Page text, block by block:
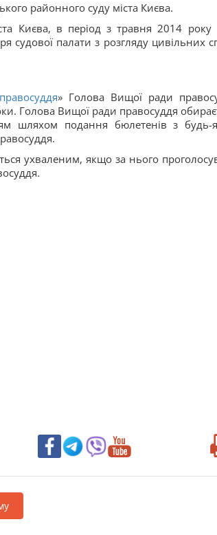
районного суду міста Києва.
Києва, в період з травня 2014 року
судової палати з розгляду цивільних
» Голова Вищої ради
Голова Вищої ради правосуддя
шляхом подання бюлетенів з будь-
ухваленим, якщо за нього